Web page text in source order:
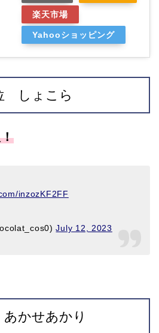
楽天市場
Yahooショッピング
しょこら
inzozKF2FF
July 12, 2023
かせあかり